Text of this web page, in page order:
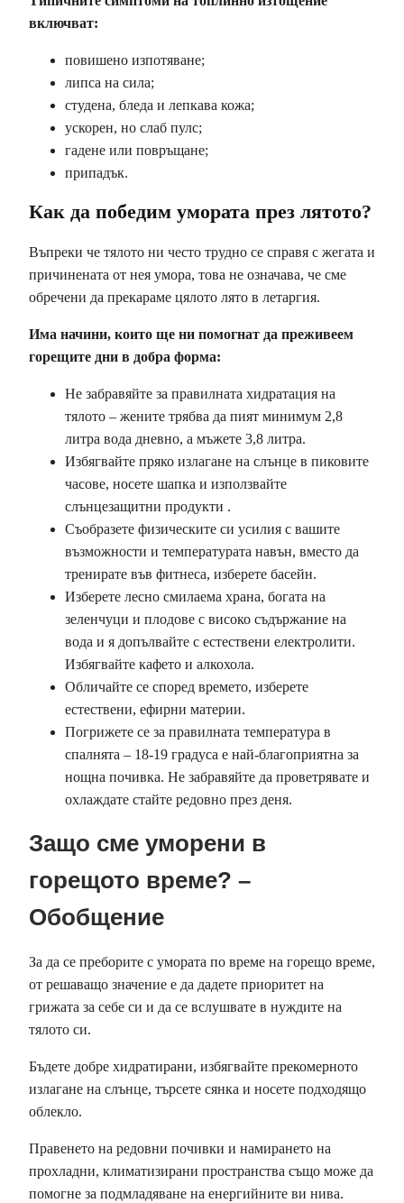
включват:
повишено изпотяване;
липса на сила;
студена, бледа и лепкава кожа;
ускорен, но слаб пулс;
гадене или повръщане;
припадък.
Как да победим умората през лятото?
Въпреки че тялото ни често трудно се справя с жегата и
причинената от нея умора, това не означава, че сме
обречени да прекараме цялото лято в летаргия.
Има начини, които ще ни помогнат да преживеем
горещите дни в добра форма:
Не забравяйте за правилната хидратация на
тялото – жените трябва да пият минимум 2,8
литра вода дневно, а мъжете 3,8 литра.
Избягвайте пряко излагане на слънце в пиковите
часове, носете шапка и използвайте
слънцезащитни продукти .
Съобразете физическите си усилия с вашите
възможности и температурата навън, вместо да
тренирате във фитнеса, изберете басейн.
Изберете лесно смилаема храна, богата на
зеленчуци и плодове с високо съдържание на
вода и я допълвайте с естествени електролити.
Избягвайте кафето и алкохола.
Обличайте се според времето, изберете
естествени, ефирни материи.
Погрижете се за правилната температура в
спалнята – 18-19 градуса е най-благоприятна за
нощна почивка. Не забравяйте да проветрявате и
охлаждате стайте редовно през деня.
Защо сме уморени в
горещото време? –
Обобщение
За да се преборите с умората по време на горещо време,
от решаващо значение е да дадете приоритет на
грижата за себе си и да се вслушвате в нуждите на
тялото си.
Бъдете добре хидратирани, избягвайте прекомерното
излагане на слънце, търсете сянка и носете подходящо
облекло.
Правенето на редовни почивки и намирането на
прохладни, климатизирани пространства също може да
помогне за подмладяване на енергийните ви нива.